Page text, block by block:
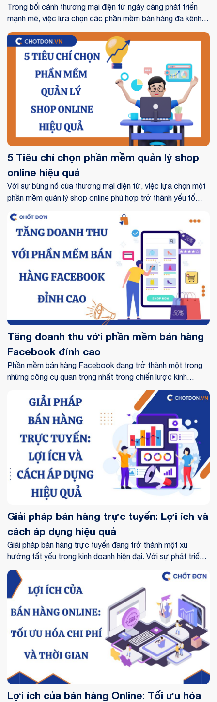
Trong bối cảnh thương mại điện tử ngày càng phát triển
mạnh mẽ, việc lựa chọn các phần mềm bán hàng đa kênh
phù hợp trở thành yếu tố then chốt quyết định sự thành
công của doanh nghiệp.
5 Tiêu chí chọn phần mềm quản lý shop
online hiệu quả
Với sự bùng nổ của thương mại điện tử, việc lựa chọn một
phần mềm quản lý shop online phù hợp trở thành yếu tố
Tăng doanh thu với phần mềm bán hàng
Facebook đỉnh cao
Phần mềm bán hàng Facebook đang trở thành một trong
những công cụ quan trọng nhất trong chiến lược kinh
doanh online của nhiều doanh nghiệp. Với hơn 2,9 tỷ người
dùng hoạt động hàng tháng, Facebook không chỉ là mạng
xã hội mà còn là một nền tảng thương mại điện tử mạnh
mẽ, nơi người tiêu dùng tìm kiếm sản phẩm và dịch vụ. Thói
quen mua sắm của người dùng trên Facebook đang thay
đổi nhanh chóng, với nhiều người chọn mua sắm trực tuyến
thay vì đến cửa hàng truyền thống.
Giải pháp bán hàng trực tuyến: Lợi ích và
cách áp dụng hiệu quả
Giải pháp bán hàng trực tuyến đang trở thành một xu
hướng tất yếu trong kinh doanh hiện đại. Với sự phát triển
mạnh mẽ của công nghệ và thói quen tiêu dùng của khách
hàng, việc chuyển đổi sang hình thức bán hàng trực tuyến
không chỉ giúp doanh nghiệp mở rộng thị trường mà còn tối
Lợi ích của bán hàng Online: Tối ưu hóa